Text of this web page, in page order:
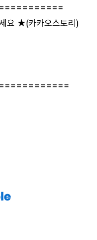
요 ★(카카오스토리)